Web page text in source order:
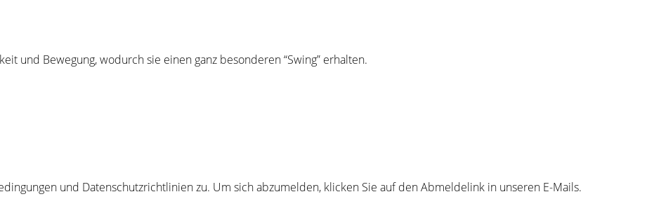
und Bewegung, wodurch sie einen ganz besonderen “Swing” erhalten.
und Datenschutzrichtlinien zu. Um sich abzumelden, klicken Sie auf den Abmeldelink in unseren E-Mails.